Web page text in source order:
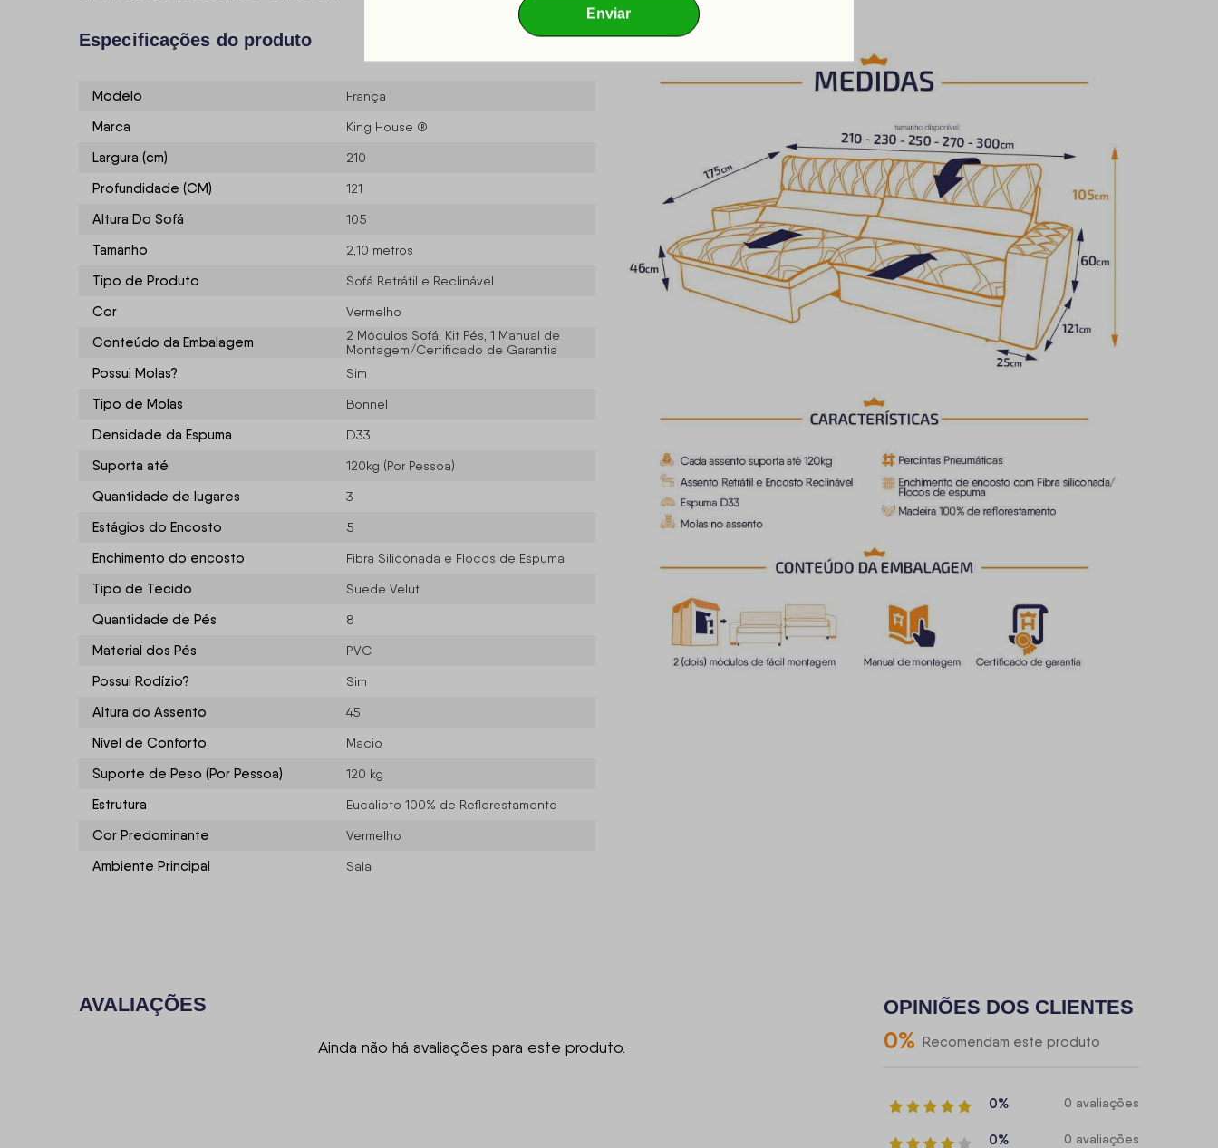
Especificações do produto
Modelo França
Marca King House ®
Largura (cm) 210
Profundidade (CM) 121
Altura Do Sofá 105
Tamanho 2,10 metros
Tipo de Produto Sofá Retrátil e Reclinável
Cor Vermelho
Conteúdo da Embalagem
2 Módulos Sofá, Kit Pés, 1 Manual de
Montagem/Certificado de Garantia
Possui Molas? Sim
Tipo de Molas Bonnel
Densidade da Espuma D33
Suporta até 120kg (Por Pessoa)
Quantidade de lugares 3
Estágios do Encosto 5
Enchimento do encosto Fibra Siliconada e Flocos de Espuma
Tipo de Tecido Suede Velut
Quantidade de Pés 8
Material dos Pés PVC
Possui Rodízio? Sim
Altura do Assento 45
Nível de Conforto Macio
Suporte de Peso (Por Pessoa) 120 kg
Estrutura Eucalipto 100% de Reflorestamento
Cor Predominante Vermelho
Ambiente Principal Sala
AVALIAÇÕES
Ainda não há avaliações para este produto.
OPINIÕES DOS CLIENTES
0% Recomendam este produto
0% 0 avaliações
0% 0 avaliações